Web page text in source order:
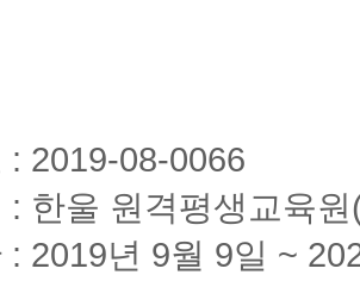
: 2019-08-0066
: 한울 원격평생교육
: 2019년 9월 9일 ~